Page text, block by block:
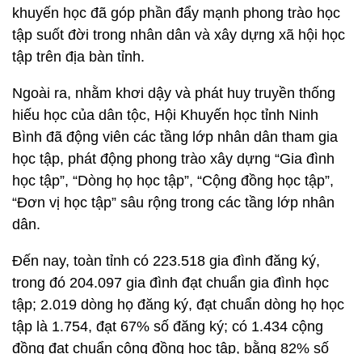
khuyến học đã góp phần đẩy mạnh phong trào học
tập suốt đời trong nhân dân và xây dựng xã hội học
tập trên địa bàn tỉnh.
Ngoài ra, nhằm khơi dậy và phát huy truyền thống
hiếu học của dân tộc, Hội Khuyến học tỉnh Ninh
Bình đã động viên các tầng lớp nhân dân tham gia
học tập, phát động phong trào xây dựng “Gia đình
học tập”, “Dòng họ học tập”, “Cộng đồng học tập”,
“Đơn vị học tập” sâu rộng trong các tầng lớp nhân
dân.
Đến nay, toàn tỉnh có 223.518 gia đình đăng ký,
trong đó 204.097 gia đình đạt chuẩn gia đình học
tập; 2.019 dòng họ đăng ký, đạt chuẩn dòng họ học
tập là 1.754, đạt 67% số đăng ký; có 1.434 cộng
đồng đạt chuẩn cộng đồng học tập, bằng 82% số